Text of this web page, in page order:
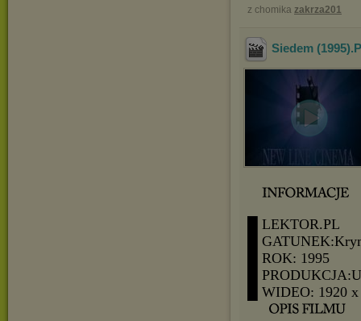
z chomika zakrza201
Siedem
█ LEKTOR.PL
█
█ ROK: 1995
█
█ WIDEO: 1920